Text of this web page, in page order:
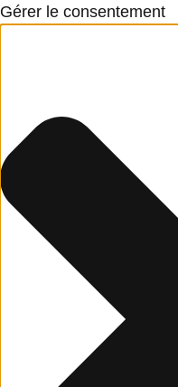
Gérer le consentement